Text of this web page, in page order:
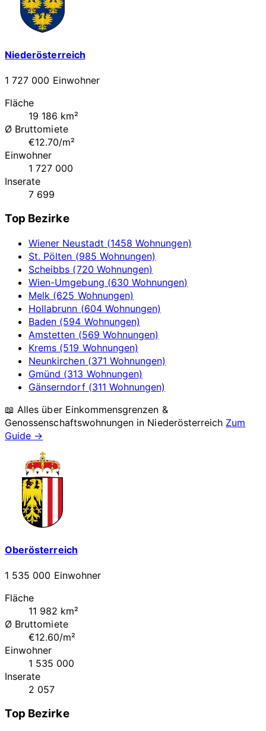
Niederösterreich
1 727 000 Einwohner
Fläche
19 186 km²
Ø Bruttomiete
€12.70/m²
Einwohner
1 727 000
Inserate
7 699
Top Bezirke
Wiener Neustadt (1458 Wohnungen)
St. Pölten (985 Wohnungen)
Scheibbs (720 Wohnungen)
Wien-Umgebung (630 Wohnungen)
Melk (625 Wohnungen)
Hollabrunn (604 Wohnungen)
Baden (594 Wohnungen)
Amstetten (569 Wohnungen)
Krems (519 Wohnungen)
Neunkirchen (371 Wohnungen)
Gmünd (313 Wohnungen)
Gänserndorf (311 Wohnungen)
📖 Alles über Einkommensgrenzen &
Genossenschaftswohnungen in Niederösterreich Zum
Guide →
Oberösterreich
1 535 000 Einwohner
Fläche
11 982 km²
Ø Bruttomiete
€12.60/m²
Einwohner
1 535 000
Inserate
2 057
Top Bezirke